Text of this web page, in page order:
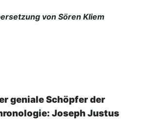
von Sören Kliem
geniale Schöpfer der
Joseph Justus